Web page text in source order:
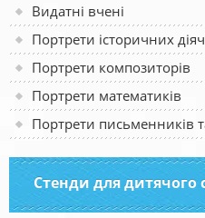
Видатні вчені
Портрети історичних
Портрети композиторів
Портрети математиків
Портрети письменників
Стенди для дитячого